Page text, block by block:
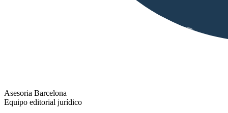
Asesoria Barcelona
Equipo editorial jurídico